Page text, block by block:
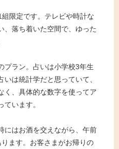
組限定です。テレビや時計な
、落ち着いた空間で、ゆった
プラン。占いは小学校3年生
は統計学だと思っていて、
く、具体的な数字を使ってア
ています。
にはお酒を交えながら、午前
ます。お客さまがお帰りの